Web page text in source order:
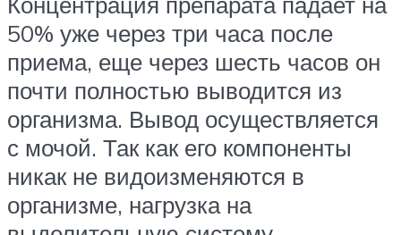
50% уже через три часа после
приема, еще через шесть часов он
почти полностью выводится из
организма. Вывод осуществляется
с мочой. Так как его компоненты
никак не видоизменяются в
организме, нагрузка на